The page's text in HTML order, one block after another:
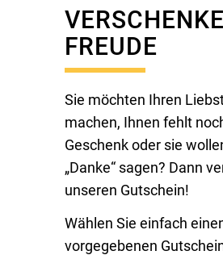
FREUDE
Sie möchten Ihren
machen, Ihnen fehlt
Geschenk oder sie
„Danke“ sagen? Dann
unseren Gutschein!
Wählen Sie einfach
vorgegebenen